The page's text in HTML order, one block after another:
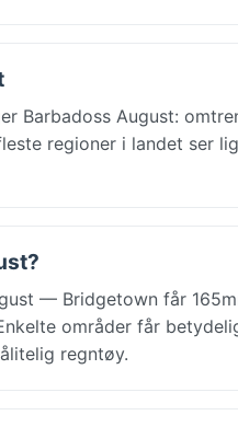
Barbadoss August:
regioner i landet ser
— Bridgetown får
områder får
regntøy.